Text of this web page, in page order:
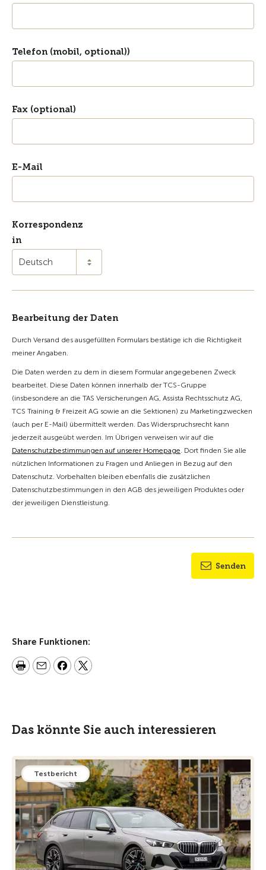
Telefon (mobil, optional))
Fax (optional)
E-Mail
Korrespondenz
in
Deutsch
Bearbeitung der Daten
Durch Versand des ausgefüllten Formulars bestätige ich die Richtigkeit
meiner Angaben.
Die Daten werden zu dem in diesem Formular angegebenen Zweck
bearbeitet. Diese Daten können innerhalb der TCS-Gruppe
(insbesondere an die TAS Versicherungen AG, Assista Rechtsschutz AG,
TCS Training & Freizeit AG sowie an die Sektionen) zu Marketingzwecken
(auch per E-Mail) übermittelt werden. Das Widerspruchsrecht kann
jederzeit ausgeübt werden. Im Übrigen verweisen wir auf die
Datenschutzbestimmungen auf unserer Homepage. Dort finden Sie alle
nützlichen Informationen zu Fragen und Anliegen in Bezug auf den
Datenschutz. Vorbehalten bleiben ebenfalls die zusätzlichen
Datenschutzbestimmungen in den AGB des jeweiligen Produktes oder
der jeweiligen Dienstleistung.
Senden
Share Funktionen:
Das könnte Sie auch interessieren
Testbericht